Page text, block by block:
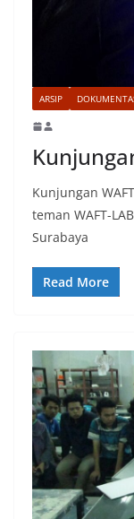
ARSIP
Kunjungan
teman WAFT-
Surabaya
Read More